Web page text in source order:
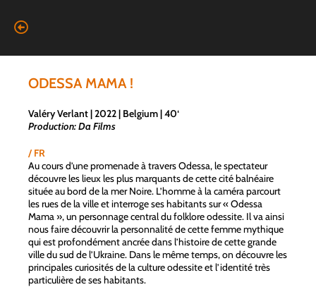
ODESSA MAMA !
Valéry Verlant | 2022 | Belgium | 40‘
Production: Da Films
/ FR
Au cours d’une promenade à travers Odessa, le spectateur
découvre les lieux les plus marquants de cette cité balnéaire
située au bord de la mer Noire. L’homme à la caméra parcourt
les rues de la ville et interroge ses habitants sur « Odessa
Mama », un personnage central du folklore odessite. Il va ainsi
nous faire découvrir la personnalité de cette femme mythique
qui est profondément ancrée dans l’histoire de cette grande
ville du sud de l’Ukraine. Dans le même temps, on découvre les
principales curiosités de la culture odessite et l’identité très
particulière de ses habitants.